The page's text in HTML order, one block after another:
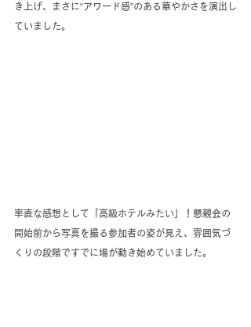
き上げ、まさに“アワード感”のある華やかさを演出し
ていました。
率直な感想として「高級ホテルみたい」！懇親会の
開始前から写真を撮る参加者の姿が見え、雰囲気づ
くりの段階ですでに場が動き始めていました。